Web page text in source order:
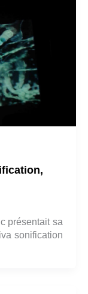
présentait sa
sonification